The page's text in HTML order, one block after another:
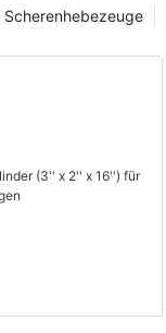
Scherenhebezeuge